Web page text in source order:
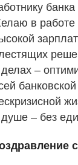
в работе
–
– без